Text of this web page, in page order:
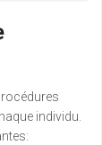
individu.